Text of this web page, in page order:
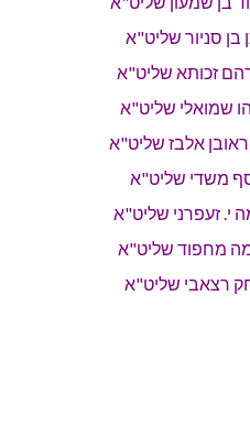
בן סניור שליט"א
זכותא שליט"א
שמואלי שליט"א
ראובן אלבז שליט"א
משדי שליט"א
י. זעפרני שליט"א
מחפוד שליט"א
רצאבי שליט"א